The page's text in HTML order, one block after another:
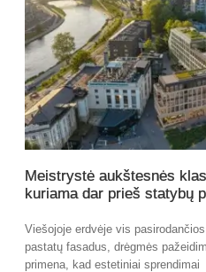
Meistrystė aukštesnės
kuriama dar prieš statybų
Viešojoje erdvėje vis
pastatų fasadus, drėgmės
primena, kad estetiniai sprendimai